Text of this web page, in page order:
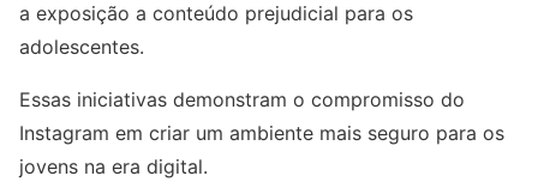
a exposição a conteúdo prejudicial para os
adolescentes.
Essas iniciativas demonstram o compromisso do
Instagram em criar um ambiente mais seguro para os
jovens na era digital.